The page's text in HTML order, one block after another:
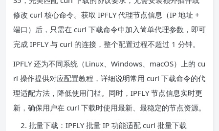
修改 curl 核心命令。获取 IPFLY 代理节点信息（IP 地址 +
端口）后，只需在 curl 下载命令中加入简单代理参数，即可
完成 IPFLY 与 curl 的连接，整个配置过程不超过 1 分钟。
IPFLY 还为不同系统（Linux、Windows、macOS）上的 cu
rl 操作提供对应配置教程，详细说明常用 curl 下载命令的代
理适配方法，降低使用门槛。同时，IPFLY 节点信息实时更
新，确保用户在 curl 下载时使用最新、最稳定的节点资源。
批量下载：IPFLY 批量 IP 功能适配 curl 批量下载